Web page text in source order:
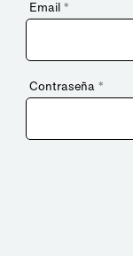
Email *
Contraseña *